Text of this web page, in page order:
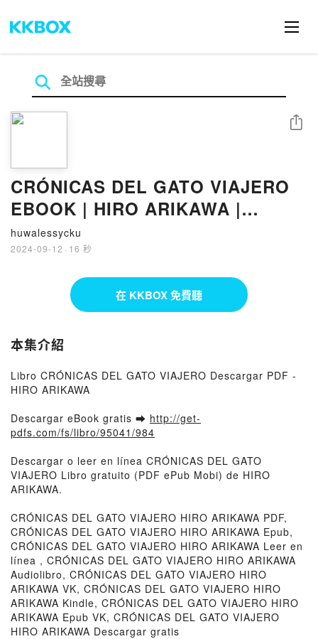
CRÓNICAS DEL GATO VIAJERO
EBOOK | HIRO ARIKAWA |
Descargar libro PDF EPUB
huwalessycku
2024-09-12 · 16 秒
分享
在 KKBOX 免費聽
本集介紹
Libro CRÓNICAS DEL GATO VIAJERO Descargar PDF -
HIRO ARIKAWA
Descargar eBook gratis ➡ http://get-
pdfs.com/fs/libro/95041/984
Descargar o leer en línea CRÓNICAS DEL GATO
VIAJERO Libro gratuito (PDF ePub Mobi) de HIRO
ARIKAWA.
CRÓNICAS DEL GATO VIAJERO HIRO ARIKAWA PDF,
CRÓNICAS DEL GATO VIAJERO HIRO ARIKAWA Epub,
CRÓNICAS DEL GATO VIAJERO HIRO ARIKAWA Leer en
línea , CRÓNICAS DEL GATO VIAJERO HIRO ARIKAWA
Audiolibro, CRÓNICAS DEL GATO VIAJERO HIRO
ARIKAWA VK, CRÓNICAS DEL GATO VIAJERO HIRO
ARIKAWA Kindle, CRÓNICAS DEL GATO VIAJERO HIRO
ARIKAWA Epub VK, CRÓNICAS DEL GATO VIAJERO
HIRO ARIKAWA Descargar gratis